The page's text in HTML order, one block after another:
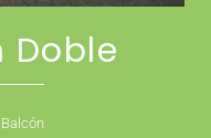
Doble
Balcón